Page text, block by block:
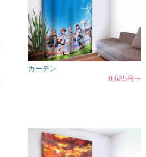
カーテン
9,625円〜